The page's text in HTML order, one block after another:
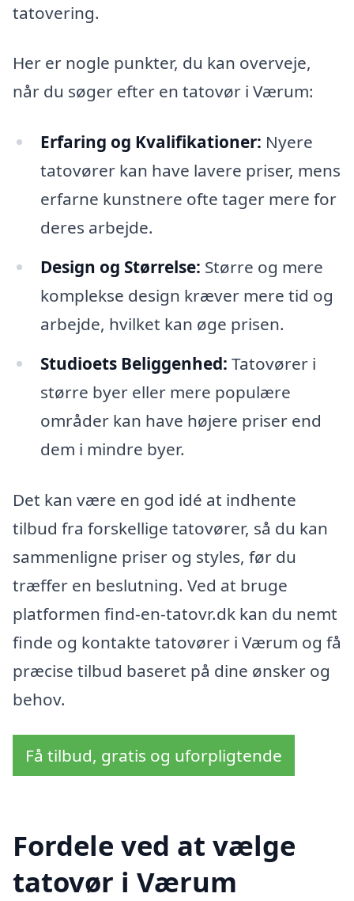
tatovering.
Her er nogle punkter, du kan overveje,
når du søger efter en tatovør i Værum:
Erfaring og Kvalifikationer: Nyere
tatovører kan have lavere priser, mens
erfarne kunstnere ofte tager mere for
deres arbejde.
Design og Størrelse: Større og mere
komplekse design kræver mere tid og
arbejde, hvilket kan øge prisen.
Studioets Beliggenhed: Tatovører i
større byer eller mere populære
områder kan have højere priser end
dem i mindre byer.
Det kan være en god idé at indhente
tilbud fra forskellige tatovører, så du kan
sammenligne priser og styles, før du
træffer en beslutning. Ved at bruge
platformen find-en-tatovr.dk kan du nemt
finde og kontakte tatovører i Værum og få
præcise tilbud baseret på dine ønsker og
behov.
Få tilbud, gratis og uforpligtende
Fordele ved at vælge
tatovør i Værum